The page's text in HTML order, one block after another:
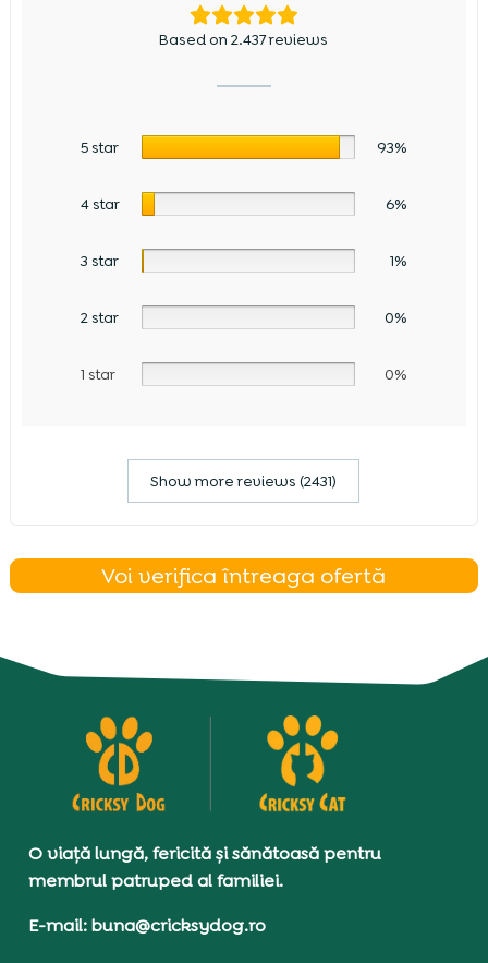
Based on 2.437 reviews
5 star 93%
4 star 6%
3 star 1%
2 star 0%
1 star 0%
Show more reviews (2431)
Voi verifica întreaga ofertă
O viață lungă, fericită și sănătoasă pentru
membrul patruped al familiei.
E-mail: buna@cricksydog.ro